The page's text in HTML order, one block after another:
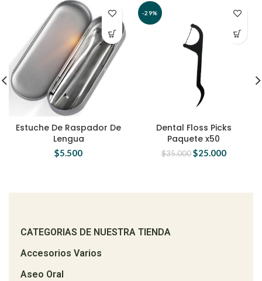
Estuche De Raspador De
Lengua
$5.500
-29%
Dental Floss Picks
Paquete x50
$35.000 $25.000
CATEGORIAS DE NUESTRA TIENDA
Accesorios Varios
Aseo Oral